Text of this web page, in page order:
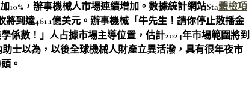
10%，辦事機械人市場連續增加。數據統計網站Sta體檢項
到達461.1億美元。辦事機械「牛先生！請你停止散播金
係數！」人占據市場主導位置，估計2024年市場範圍將到
助士以為，以後全球機械人財產立異活潑，具有很年夜市
。